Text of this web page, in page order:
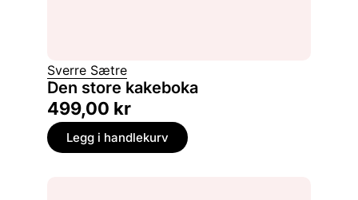
Sverre Sætre
Den store kakeboka
499,00 kr
Legg i handlekurv